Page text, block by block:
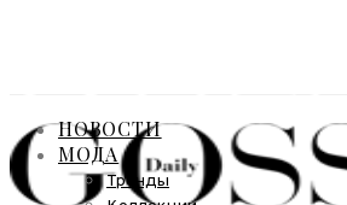
НОВОСТИ
МОДА
Тренды